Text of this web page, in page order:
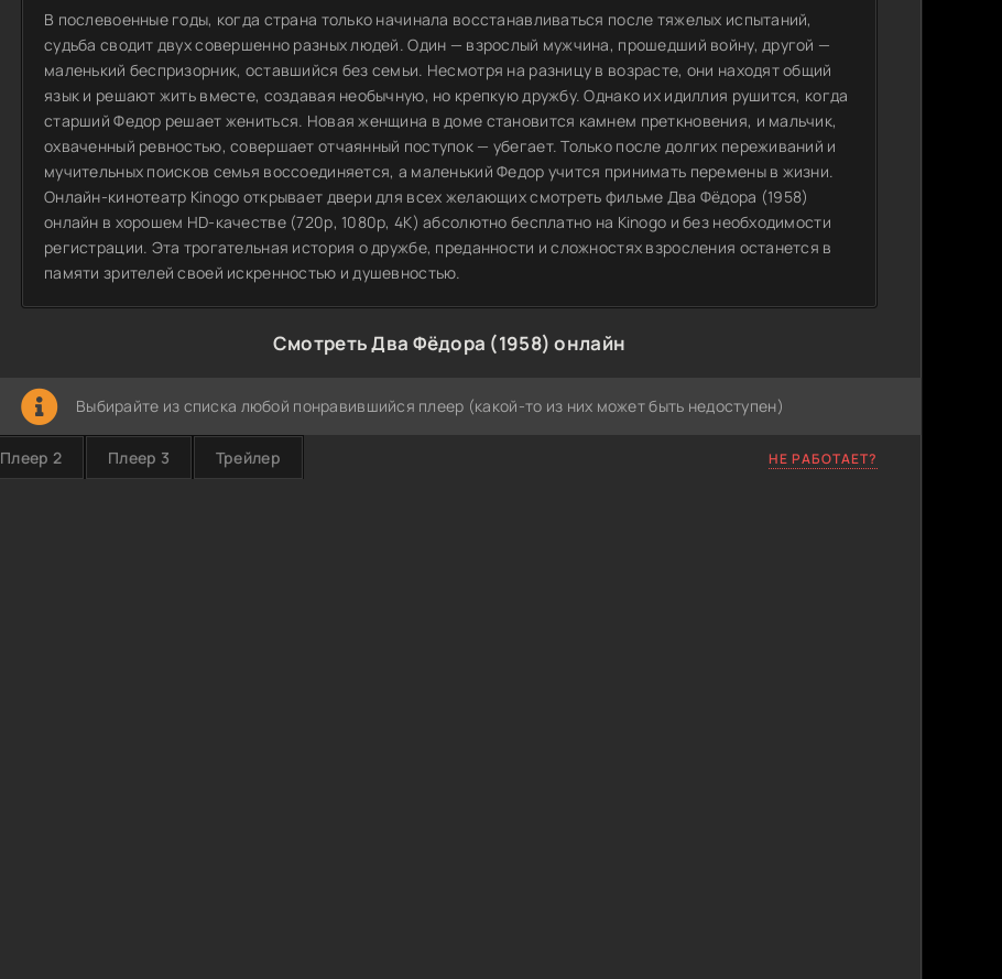
В послевоенные годы, когда страна только начинала восстанавливаться после тяжелых испытаний,
судьба сводит двух совершенно разных людей. Один — взрослый мужчина, прошедший войну, другой —
маленький беспризорник, оставшийся без семьи. Несмотря на разницу в возрасте, они находят общий
язык и решают жить вместе, создавая необычную, но крепкую дружбу. Однако их идиллия рушится, когда
старший Федор решает жениться. Новая женщина в доме становится камнем преткновения, и мальчик,
охваченный ревностью, совершает отчаянный поступок — убегает. Только после долгих переживаний и
мучительных поисков семья воссоединяется, а маленький Федор учится принимать перемены в жизни.
Онлайн-кинотеатр Kinogo открывает двери для всех желающих смотреть фильме Два Фёдора (1958)
онлайн в хорошем HD-качестве (720p, 1080p, 4K) абсолютно бесплатно на Kinogo и без необходимости
регистрации. Эта трогательная история о дружбе, преданности и сложностях взросления останется в
памяти зрителей своей искренностью и душевностью.
Смотреть Два Фёдора (1958) онлайн
Выбирайте из списка любой понравившийся плеер (какой-то из них может быть недоступен)
Плеер 2 Плеер 3 Трейлер НЕ РАБОТАЕТ?